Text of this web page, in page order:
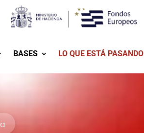
BASES LO QUE ESTÁ PASANDO